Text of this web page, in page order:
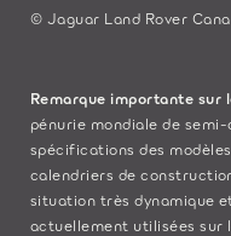
© Jaguar Land Rover
Remarque importante sur
pénurie mondiale de
spécifications des
calendriers de
situation très dynamique
actuellement utilisées sur